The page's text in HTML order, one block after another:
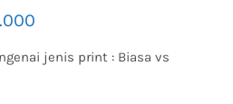
jenis print : Biasa vs